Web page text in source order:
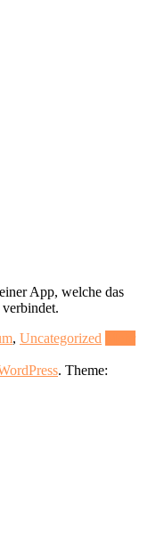
App, welche das
, Uncategorized
. Theme: